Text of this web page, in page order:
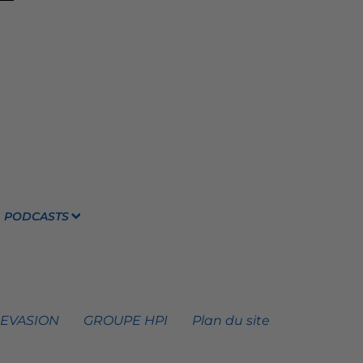
PODCASTS
GROUPE HPI Plan du site